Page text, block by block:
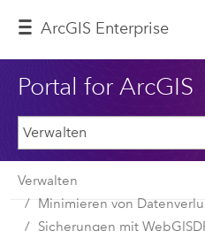
ArcGIS Enterprise
Portal for ArcGIS
Verwalten
Minimieren von
Sicherungen mit